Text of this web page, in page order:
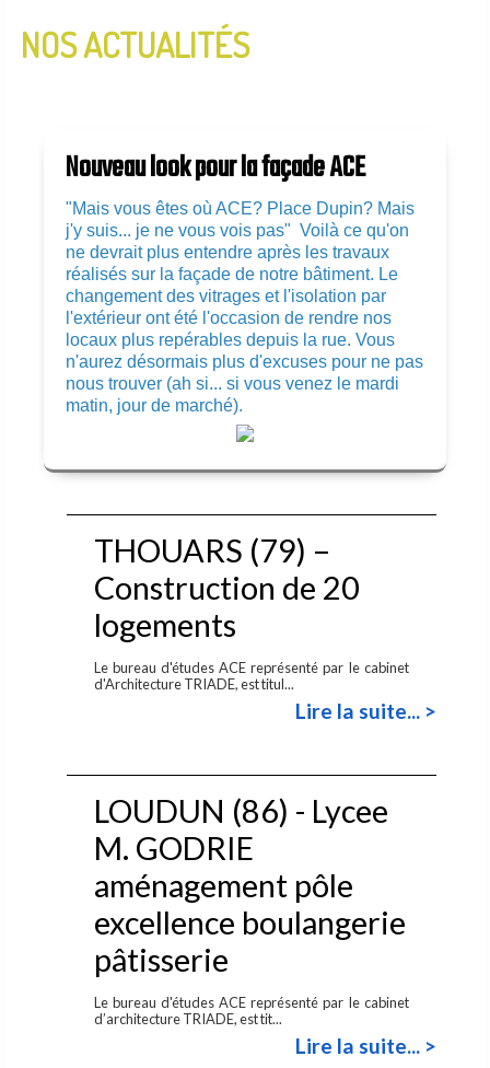
InfoLettre N°2 - Janvier 2020
NOS ACTUALITÉS
Nouveau look pour la façade ACE
"Mais vous êtes où ACE? Place Dupin? Mais
j'y suis... je ne vous vois pas" Voilà ce qu'on
ne devrait plus entendre après les travaux
réalisés sur la façade de notre bâtiment. Le
changement des vitrages et l'isolation par
l'extérieur ont été l'occasion de rendre nos
locaux plus repérables depuis la rue. Vous
n'aurez désormais plus d'excuses pour ne pas
nous trouver (ah si... si vous venez le mardi
matin, jour de marché).
THOUARS (79) –
Construction de 20
logements
Le bureau d'études ACE représenté par le cabinet
d'Architecture TRIADE, est titul...
Lire la suite... >
LOUDUN (86) - Lycee
M. GODRIE
aménagement pôle
excellence boulangerie
pâtisserie
Le bureau d'études ACE représenté par le cabinet
d’architecture TRIADE, est tit...
Lire la suite... >